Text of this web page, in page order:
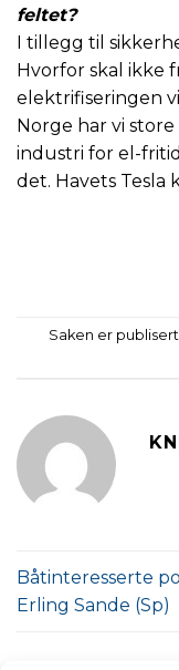
feltet?
I tillegg til
Hvorfor skal ikke
elektrifiseringen
Norge har vi
industri for el-
det. Havets Tesla
Saken er
Båtinteresserte
Erling Sande (Sp)